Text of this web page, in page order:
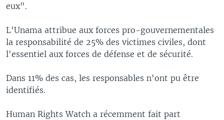
eux".
L'Unama attribue aux forces pro-gouvernementales
la responsabilité de 25% des victimes civiles, dont
l'essentiel aux forces de défense et de sécurité.
Dans 11% des cas, les responsables n'ont pu être
identifiés.
Human Rights Watch a récemment fait part